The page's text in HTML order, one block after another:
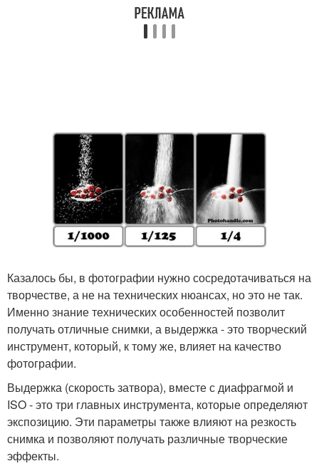
Казалось бы, в фотографии нужно сосредотачиваться на
творчестве, а не на технических нюансах, но это не так.
Именно знание технических особенностей позволит
получать отличные снимки, а выдержка - это творческий
инструмент, который, к тому же, влияет на качество
фотографии.
Выдержка (скорость затвора), вместе с диафрагмой и
ISO - это три главных инструмента, которые определяют
экспозицию. Эти параметры также влияют на резкость
снимка и позволяют получать различные творческие
эффекты.